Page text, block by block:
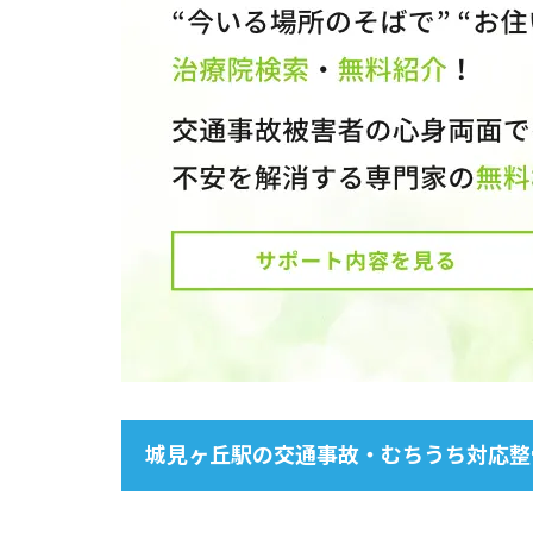
城見ヶ丘駅の交通事故・むちうち対応